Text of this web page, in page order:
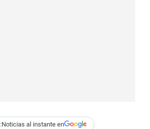
Noticias al instante en